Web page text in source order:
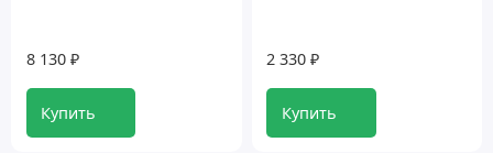
8 130 ₽
Купить
2 330 ₽
Купить